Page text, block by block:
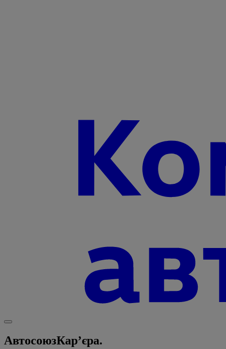
АвтосоюзКар’єра.